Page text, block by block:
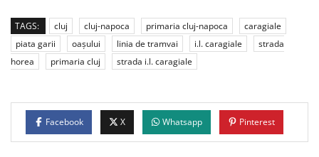
TAGS: cluj cluj-napoca primaria cluj-napoca
caragiale
piata garii
oașului linia de tramvai i.l. caragiale
strada
horea
primaria cluj strada i.l. caragiale
Facebook X Whatsapp Pinterest